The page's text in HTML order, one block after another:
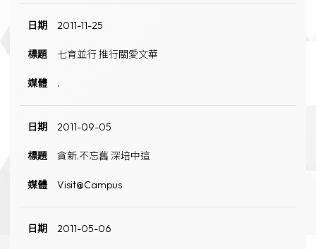
2011-11-25
七育並行 推行關愛文華
.
2011-09-05
貪新.不忘舊 深培中這
Visit@Campus
2011-05-06